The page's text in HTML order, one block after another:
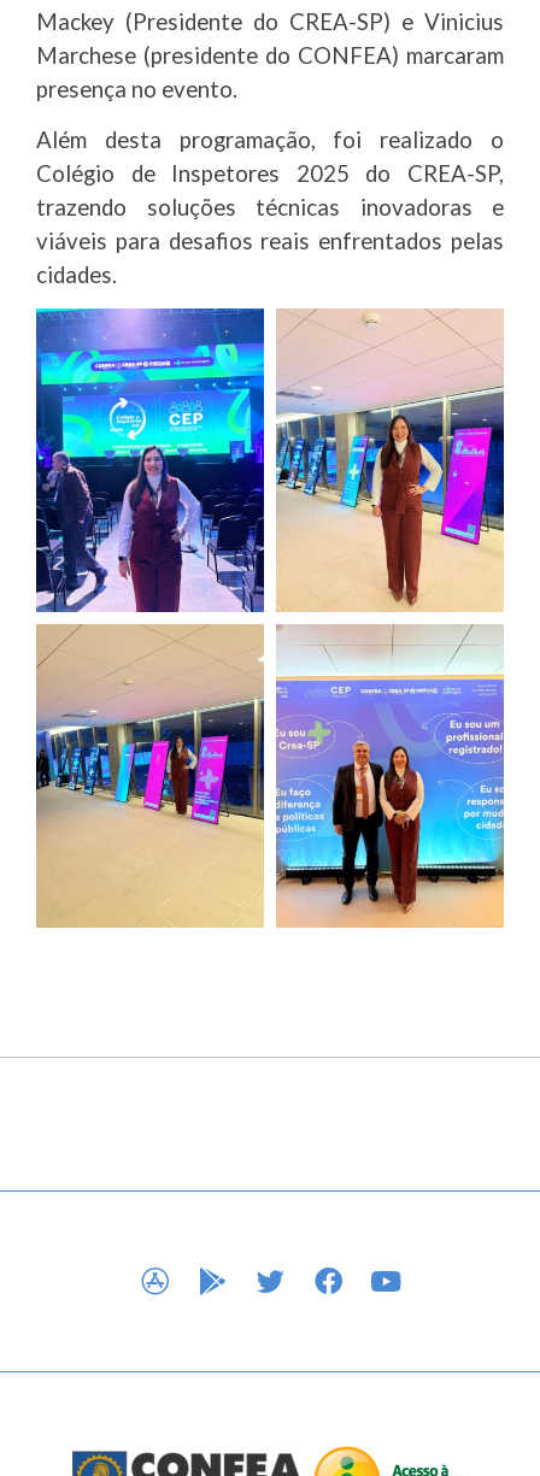
Mackey (Presidente do CREA-SP) e Vinicius
Marchese (presidente do CONFEA) marcaram
presença no evento.
Além desta programação, foi realizado o
Colégio de Inspetores 2025 do CREA-SP,
trazendo soluções técnicas inovadoras e
viáveis para desafios reais enfrentados pelas
cidades.
APP STOREGOOGLE PLAY
TWITTERFACEBOOK